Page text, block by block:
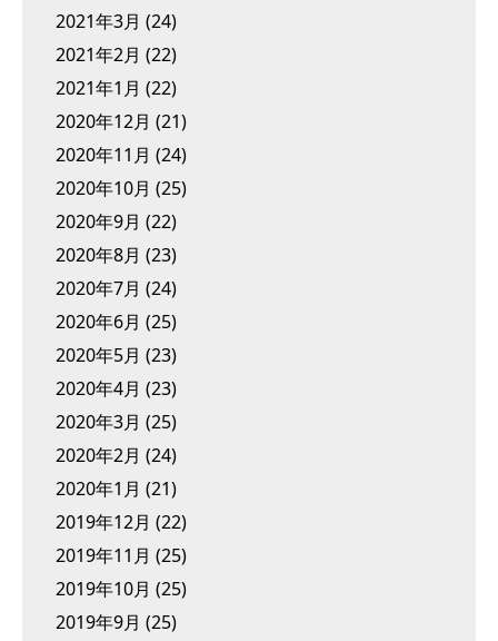
2021年3月 (24)
2021年2月 (22)
2021年1月 (22)
2020年12月 (21)
2020年11月 (24)
2020年10月 (25)
2020年9月 (22)
2020年8月 (23)
2020年7月 (24)
2020年6月 (25)
2020年5月 (23)
2020年4月 (23)
2020年3月 (25)
2020年2月 (24)
2020年1月 (21)
2019年12月 (22)
2019年11月 (25)
2019年10月 (25)
2019年9月 (25)